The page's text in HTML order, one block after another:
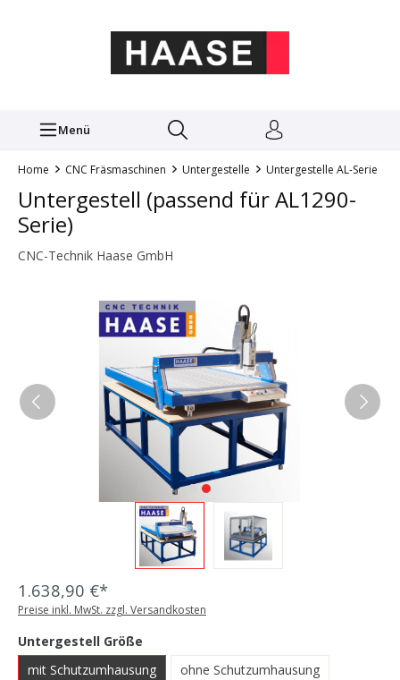
Menü
Home CNC Fräsmaschinen Untergestelle Untergestelle AL-Serie
Untergestell (passend für AL1290-
Serie)
CNC-Technik Haase GmbH
1.638,90 €*
Preise inkl. MwSt. zzgl. Versandkosten
Untergestell Größe
mit Schutzumhausung
ohne Schutzumhausung